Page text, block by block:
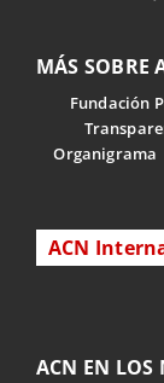
MÁS SOBRE
Fundación
Organigrama
ACN
ACN EN LOS